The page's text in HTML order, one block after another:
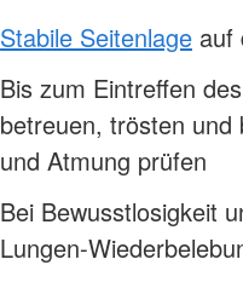
Stabile Seitenlage auf
Bis zum Eintreffen
betreuen, trösten und
und Atmung prüfen
Bei Bewusstlosigkeit
Lungen-